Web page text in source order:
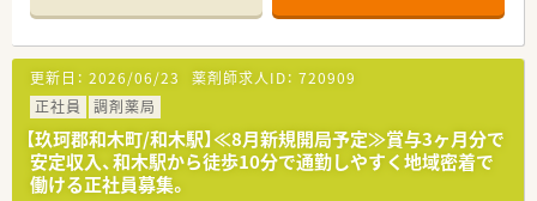
しまれる親切な薬局作りを日々目指しています。
【募集背景と求める人物像について】
■新規開設に伴う組織体制の強化を目指しており、即戦力として
活躍いただける方を1名急募しております。
■地域からの在宅医療ニーズが高まっているため、患者様やケア
マネジャー様と誠実に接せる方を求めています。
■最新の医療設備やDX環境に興味を持ち、前向きに新しい知識
を習得しようとする意欲的な方を歓迎します。
更新日： 2026/06/23 薬剤師求人ID： 720909
正社員
調剤薬局
【玖珂郡和木町/和木駅】≪8月新規開局予定≫賞与3ヶ月分で
安定収入、和木駅から徒歩10分で通勤しやすく地域密着で
働ける正社員募集。